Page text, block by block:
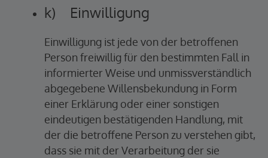
k) Einwilligung
Einwilligung ist jede von der betroffenen
Person freiwillig für den bestimmten Fall in
informierter Weise und unmissverständlich
abgegebene Willensbekundung in Form
einer Erklärung oder einer sonstigen
eindeutigen bestätigenden Handlung, mit
der die betroffene Person zu verstehen gibt,
dass sie mit der Verarbeitung der sie